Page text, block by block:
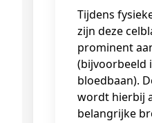
Tijdens
zijn deze
prominent
(bijvoorbeeld
bloedbaan).
wordt hierbij
belangrijke